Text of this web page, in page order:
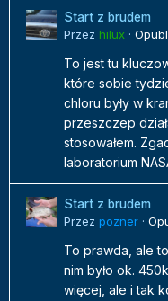
Start z brudem
Przez hilux ·
To jest tu
które sobie
chloru były w
przeszczep
stosowałem.
laboratorium
Start z brudem
Przez pozner ·
To prawda, ale
nim było ok.
więcej, ale i tak